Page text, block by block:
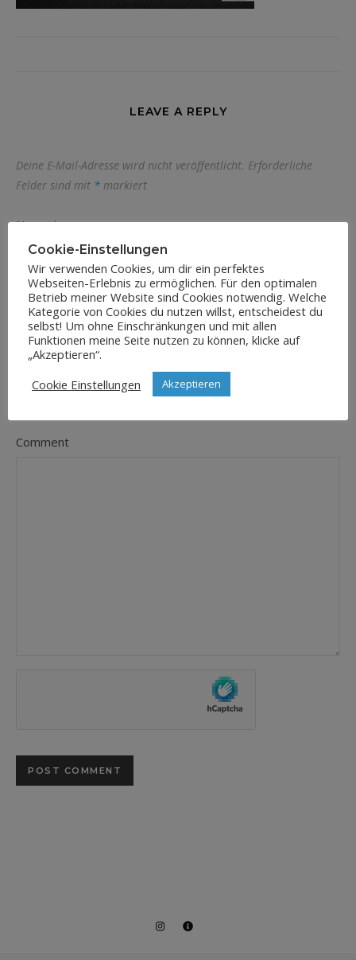
LEAVE A REPLY
Deine E-Mail-Adresse wird nicht veröffentlicht. Erforderliche
Felder sind mit * markiert
Name*
E-Mail-Adresse*
Comment
Cookie-Einstellungen
Wir verwenden Cookies, um dir ein perfektes
Webseiten-Erlebnis zu ermöglichen. Für den optimalen
Betrieb meiner Website sind Cookies notwendig. Welche
Kategorie von Cookies du nutzen willst, entscheidest du
selbst! Um ohne Einschränkungen und mit allen
Funktionen meine Seite nutzen zu können, klicke auf
„Akzeptieren“.
Cookie Einstellungen
Akzeptieren